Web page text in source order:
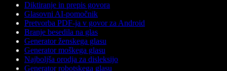
Diktiranje in prepis govora
Glasovni AI-pomočnik
Pretvorba PDF-ja v govor za Android
Branje besedila na glas
Generator ženskega glasu
Generator moškega glasu
Najboljša orodja za disleksijo
Generator robotskega glasu